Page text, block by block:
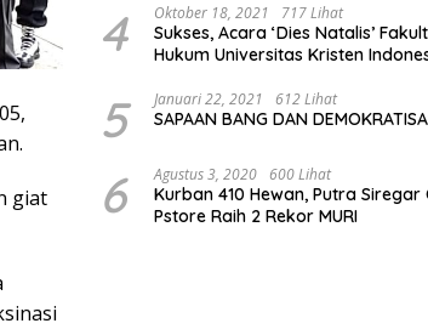
giat
4 Oktober 18, 2021 717 Lihat
Sukses, Acara ‘Dies Natalis’ Fakultas
Hukum Universitas Kristen Indonesia ke-
5 Januari 22, 2021 612 Lihat
SAPAAN BANG DAN
6 Agustus 3, 2020 600 Lihat
Kurban 410 Hewan, Putra Siregar
Pstore Raih 2 Rekor MURI